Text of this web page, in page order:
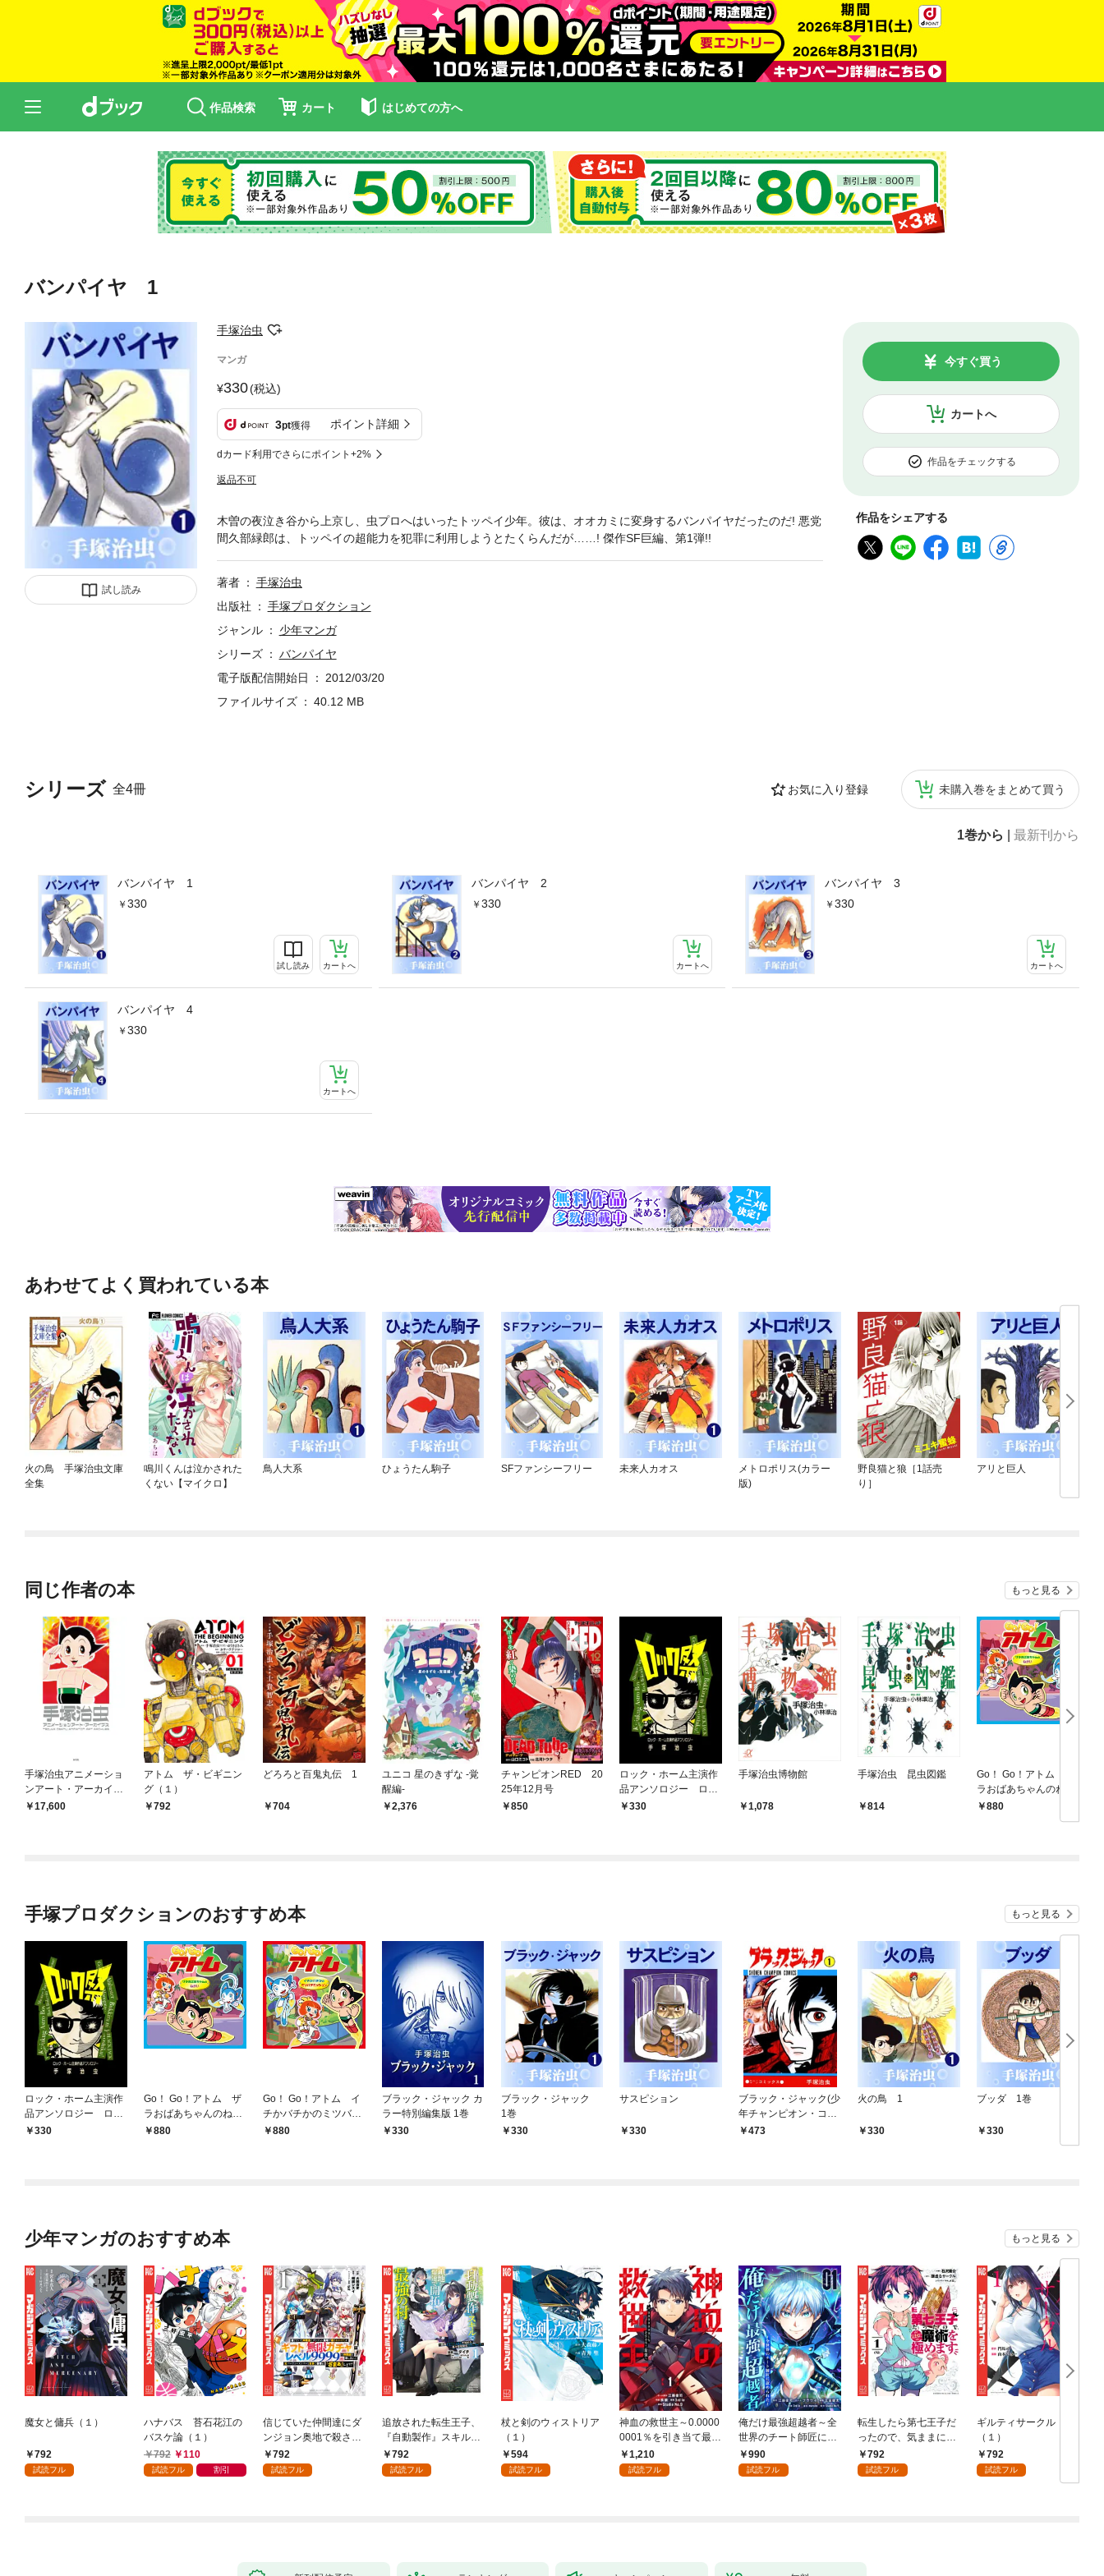
作品検索 カート はじめての方へ
バンパイヤ 1
試し読み
手塚治虫
マンガ
330(税込)
3pt獲得 ポイント詳細
dカード利用でさらにポイント+2%
返品不可
カートへ
今すぐ買う
作品をチェックする
作品をシェアする
シリーズ 全4冊 お気に入り登録 未購入巻をまとめて買う
1巻から 最新刊から
バンパイヤ 1
330
試し読み カートへ
バンパイヤ 2
330
カートへ
バンパイヤ 3
330
カートへ
バンパイヤ 4
330
カートへ
木曽の夜泣き谷から上京し、虫プロへはいったトッペイ少年。彼は、オオカミに変身するバンパイヤだったのだ! 悪党
間久部緑郎は、トッペイの超能力を犯罪に利用しようとたくらんだが……! 傑作SF巨編、第1弾!!
著者
手塚治虫
出版社
手塚プロダクション
ジャンル
少年マンガ
シリーズ
バンパイヤ
電子版配信開始日
2012/03/20
ファイルサイズ
40.12 MB
あわせてよく買われている本
火の鳥 手塚治虫文庫
全集
鳴川くんは泣かされた
くない【マイクロ】
鳥人大系 ひょうたん駒子 SFファンシーフリー 未来人カオス
メトロポリス(カラー
版)
野良猫と狼［1話売
り］
アリと巨人
同じ作者の本 もっと見る
手塚治虫アニメーショ
ンアート・アーカイブ
ス17,600
アトム ザ・ビギニン
グ（１）
792
どろろと百鬼丸伝 1
704
ユニコ 星のきずな -覚
醒編-
2,376
チャンピオンRED 20
25年12月号
850
ロック・ホーム主演作
品アンソロジー ロッ
ク祭（フェスティバ
330
手塚治虫博物館
1,078
手塚治虫 昆虫図鑑
814
Go！ Go！アトム ザ
ラおばあちゃんのねが
い880
手塚プロダクションのおすすめ本 もっと見る
ロック・ホーム主演作
品アンソロジー ロッ
ク祭（フェスティバ
330
Go！ Go！アトム ザ
ラおばあちゃんのねが
い880
Go！ Go！アトム イ
チかバチかのミツバチ
ミッション
880
ブラック・ジャック カ
ラー特別編集版 1巻
330
ブラック・ジャック
1巻
330
サスピション
330
ブラック・ジャック(少
年チャンピオン・コミ
ックス) 1
473
火の鳥 1
330
ブッダ 1巻
330
少年マンガのおすすめ本 もっと見る
魔女と傭兵（１）
792
試読フル
ハナバス 苔石花江の
バスケ論（１）
792
110
試読フル 割引
信じていた仲間達にダ
ンジョン奥地で殺され
かけたがギフト『無限
ガチャ』でレベル９９
792
試読フル
追放された転生王子、
『自動製作』スキルで
領地を爆速で開拓し最
強の村を作ってしまう
792
試読フル
杖と剣のウィストリア
（１）
594
試読フル
神血の救世主～0.0000
0001％を引き当て最強
へ～【電子書籍特典
付】（１）
1,210
試読フル
俺だけ最強超越者～全
世界のチート師匠に認
められた～【単行本】
（１）
990
試読フル
転生したら第七王子だ
ったので、気ままに魔
術を極めます（１）
792
試読フル
ギルティサークル
（１）
792
試読フル